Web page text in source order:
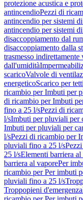
protezione acustica e
antincendioPezzi di
antincendio per sistemi
antincendio per sistemi
disaccoppiamento dal
disaccoppiamento dalla
trasmesso indirettamente
dall'umidità
scaricoValvole di
energeticoScarico per
ricambio per Imbuti per
di ricambio per Imbuti
fino a 25 l/sPezzi di
l/sImbuti per pluviali per
Imbuti per pluviali per
l/sPezzi di ricambio per
pluviali fino a 25 l/s
25 l/sElementi barriera al
barriera al vaporePer
ricambio per Per imbuti
pluviali fino a 25 l/s
Troppopieni d'emergenza